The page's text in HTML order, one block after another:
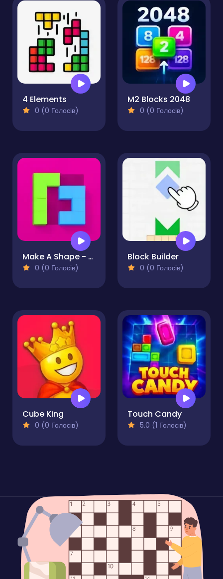
4 Elements
0 (0 Голосів)
M2 Blocks 2048
0 (0 Голосів)
Make A Shape - Puzzle
0 (0 Голосів)
Block Builder
0 (0 Голосів)
Cube King
0 (0 Голосів)
Touch Candy
5.0 (1 Голосів)